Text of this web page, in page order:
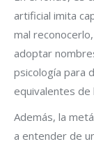
artificial imita
mal
adoptar
psicología para
equivalentes de
Además, la
a entender de